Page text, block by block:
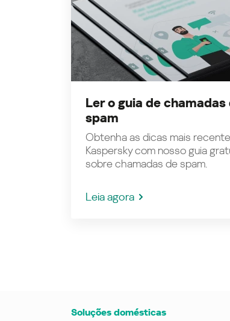
Ler o guia de chamadas
spam
Obtenha as dicas mais
Kaspersky com nosso guia
sobre chamadas de spam.
Leia agora
Soluções domésticas